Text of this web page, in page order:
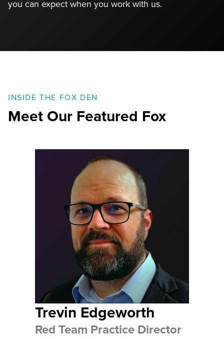
you can expect when you work with us.
INSIDE THE FOX DEN
Meet Our Featured Fox
Trevin Edgeworth
Red Team Practice Director